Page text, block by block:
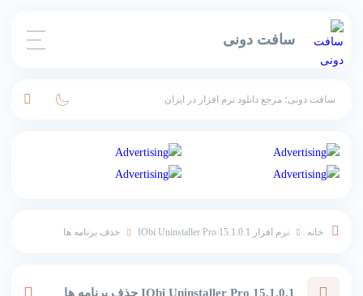
سافت دونی
سافت دونی؛ مرجع دانلود نرم افزار در ایران
خانه نرم افزار IObi Uninstaller Pro 15.1.0.1 حذف برنامه ها
IObi Uninstaller Pro 15.1.0.1 حذف برنامه ها